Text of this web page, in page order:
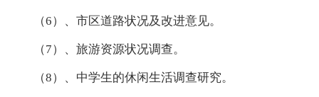
（6）、市区道路状况及改进意见。
（7）、旅游资源状况调查。
（8）、中学生的休闲生活调查研究。